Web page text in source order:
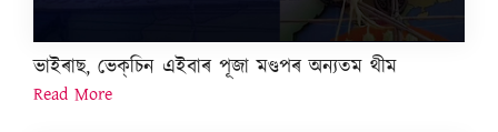
ভাইৰাছ, ভেক্‌চিন এইবাৰ পূজা মণ্ডপৰ অন্যতম থীম
Read More